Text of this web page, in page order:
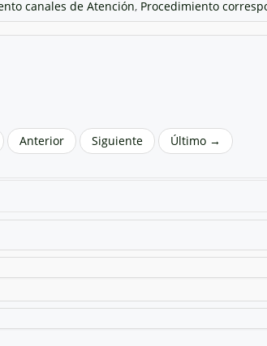
canales de Atención, Procedimiento
Anterior Siguiente Último →